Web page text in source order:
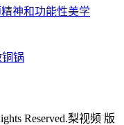
神和功能性美学
锅
Reserved.梨视频 版